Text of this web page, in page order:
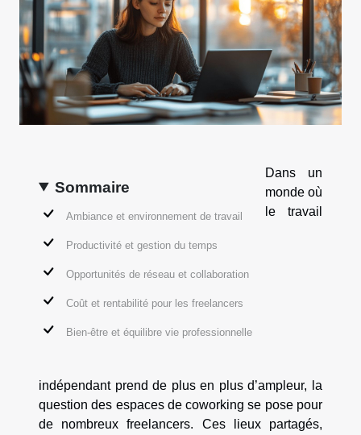
Sommaire
Ambiance et environnement de travail
Productivité et gestion du temps
Opportunités de réseau et collaboration
Coût et rentabilité pour les freelancers
Bien-être et équilibre vie professionnelle
Dans un
monde où
le travail
indépendant prend de plus en plus d’ampleur, la
question des espaces de coworking se pose pour
de nombreux freelancers. Ces lieux partagés,